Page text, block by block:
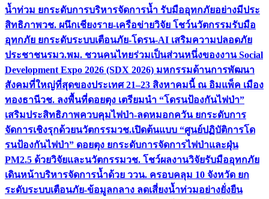
น้ำท่วม ยกระดับการบริหารจัดการน้ำ รับมืออุทกภัยอย่างมีประ
สิทธิภาพวช. ผนึกเชียงราย-เครือข่ายวิจัย โชว์นวัตกรรมรับมือ
อุทกภัย ยกระดับระบบเตือนภัย-โดรน-AI เสริมความปลอดภัย
ประชาชนรมว.พม. ชวนคนไทยร่วมเป็นส่วนหนึ่งของงาน Social
Development Expo 2026 (SDX 2026) มหกรรมด้านการพัฒนา
สังคมที่ใหญ่ที่สุดของประเทศ 21–23 สิงหาคมนี้ ณ อิมแพ็ค เมือง
ทองธานีวช. ลงพื้นที่ดอยตุง เตรียมนำ “โดรนป้องกันไฟป่า”
เสริมประสิทธิภาพควบคุมไฟป่า-ลดหมอกควัน ยกระดับการ
จัดการเชิงรุกด้วยนวัตกรรมวช.เปิดต้นแบบ “ศูนย์ปฏิบัติการโด
รนป้องกันไฟป่า” ดอยตุง ยกระดับการจัดการไฟป่าและฝุ่น
PM2.5 ด้วยวิจัยและนวัตกรรมวช. โชว์ผลงานวิจัยรับมืออุทกภัย
เดินหน้าบริหารจัดการน้ำด้วย ววน. ครอบคลุม 10 จังหวัด ยก
ระดับระบบเตือนภัย-ข้อมูลกลาง ลดเสี่ยงน้ำท่วมอย่างยั่งยืน